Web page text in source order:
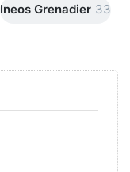
Ineos Grenadier 33